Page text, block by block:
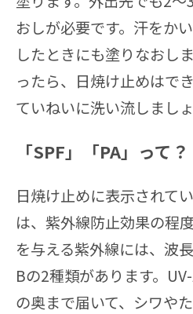
おしが必要です。汗をか
したときにも塗りなおし
ったら、日焼け止めはで
ていねいに洗い流しましょ
「SPF」「PA」って？
日焼け止めに表示されて
は、紫外線防止効果の程
を与える紫外線には、波
Bの2種類があります。
の奥まで届いて、シワや